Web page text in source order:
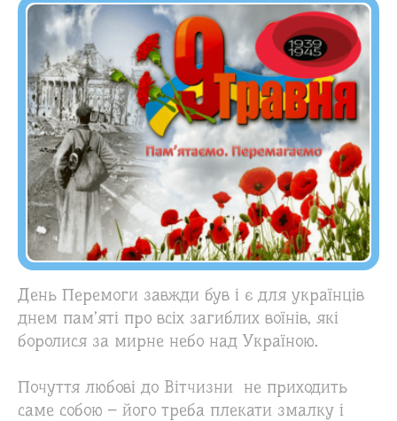
День Перемоги завжди був і є для українців
днем пам’яті про всіх загиблих воїнів, які
боролися за мирне небо над Україною.
Почуття любові до Вітчизни не приходить
саме собою – його треба плекати змалку і